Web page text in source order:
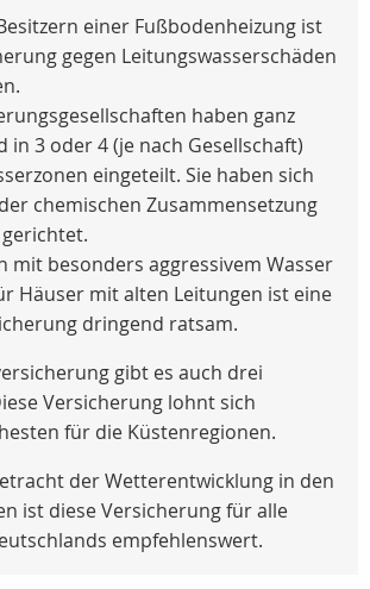
einer Fußbodenheizung ist
gegen Leitungswasserschäden
haben ganz
in 3 oder 4 (je nach Gesellschaft)
eingeteilt. Sie haben sich
chemischen Zusammensetzung
mit besonders aggressivem Wasser
Häuser mit alten Leitungen ist eine
dringend ratsam.
gibt es auch drei
Versicherung lohnt sich
für die Küstenregionen.
der Wetterentwicklung in den
ist diese Versicherung für alle
empfehlenswert.